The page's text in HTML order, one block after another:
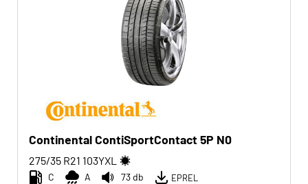
Continental ContiSportContact 5P N0
275/35 R21 103YXL
C A 73 db EPREL